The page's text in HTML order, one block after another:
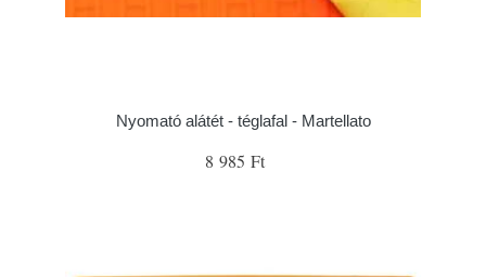
Nyomató alátét - téglafal - Martellato
8 985 Ft